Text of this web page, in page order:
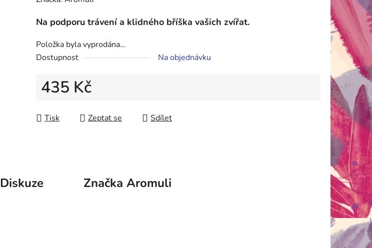
je
0,0
z
hvězdiček.
Na podporu trávení a klidného bříška vašich zvířat.
Položka byla vyprodána…
Dostupnost
Na objednávku
435 Kč
Tisk
Zeptat se Sdílet
Diskuze Značka Aromuli